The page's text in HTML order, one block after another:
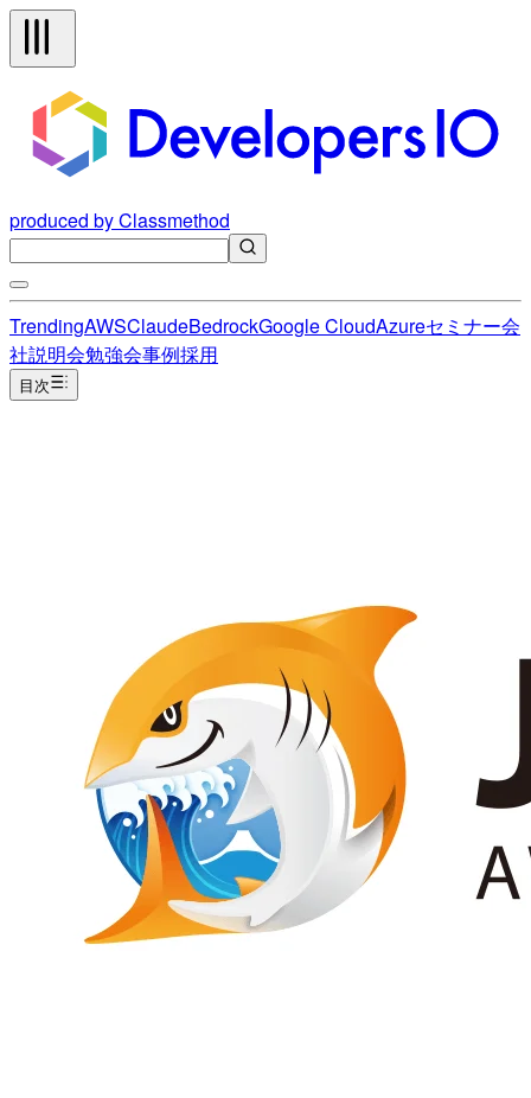
produced by Classmethod
TrendingAWSClaudeBedrockGoogle CloudAzureセミナー会
社説明会勉強会事例採用
目次